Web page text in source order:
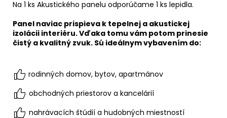
Na 1 ks Akustického panelu odporúčame 1 ks lepidla.
Panel naviac prispieva k tepelnej a akustickej
izolácii interiéru. Vďaka tomu vám potom prinesie
čistý a kvalitný zvuk. Sú ideálnym vybavením do:
rodinných domov, bytov, apartmánov
obchodných priestorov a kancelárií
nahrávacích štúdií a hudobných miestností